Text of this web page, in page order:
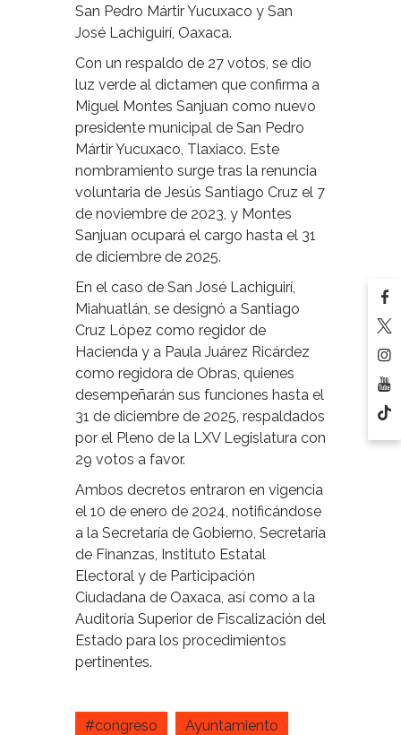
San Pedro Mártir Yucuxaco y San
José Lachiguirí, Oaxaca.
Con un respaldo de 27 votos, se dio
luz verde al dictamen que confirma a
Miguel Montes Sanjuan como nuevo
presidente municipal de San Pedro
Mártir Yucuxaco, Tlaxiaco. Este
nombramiento surge tras la renuncia
voluntaria de Jesús Santiago Cruz el 7
de noviembre de 2023, y Montes
Sanjuan ocupará el cargo hasta el 31
de diciembre de 2025.
En el caso de San José Lachiguirí,
Miahuatlán, se designó a Santiago
Cruz López como regidor de
Hacienda y a Paula Juárez Ricárdez
como regidora de Obras, quienes
desempeñarán sus funciones hasta el
31 de diciembre de 2025, respaldados
por el Pleno de la LXV Legislatura con
29 votos a favor.
Ambos decretos entraron en vigencia
el 10 de enero de 2024, notificándose
a la Secretaría de Gobierno, Secretaría
de Finanzas, Instituto Estatal
Electoral y de Participación
Ciudadana de Oaxaca, así como a la
Auditoría Superior de Fiscalización del
Estado para los procedimientos
pertinentes.
#congreso
Ayuntamiento